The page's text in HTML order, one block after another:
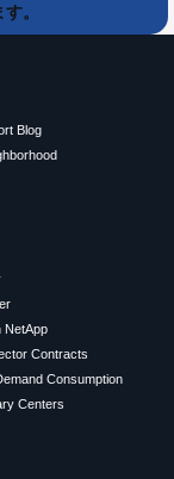
。
Blog
NetApp
Contracts
Consumption
Centers